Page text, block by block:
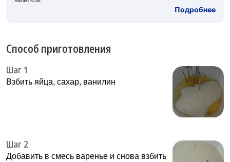
Подробнее
Способ приготовления
Шаг 1
Взбить яйца, сахар, ванилин
Шаг 2
Добавить в смесь варенье и снова взбить